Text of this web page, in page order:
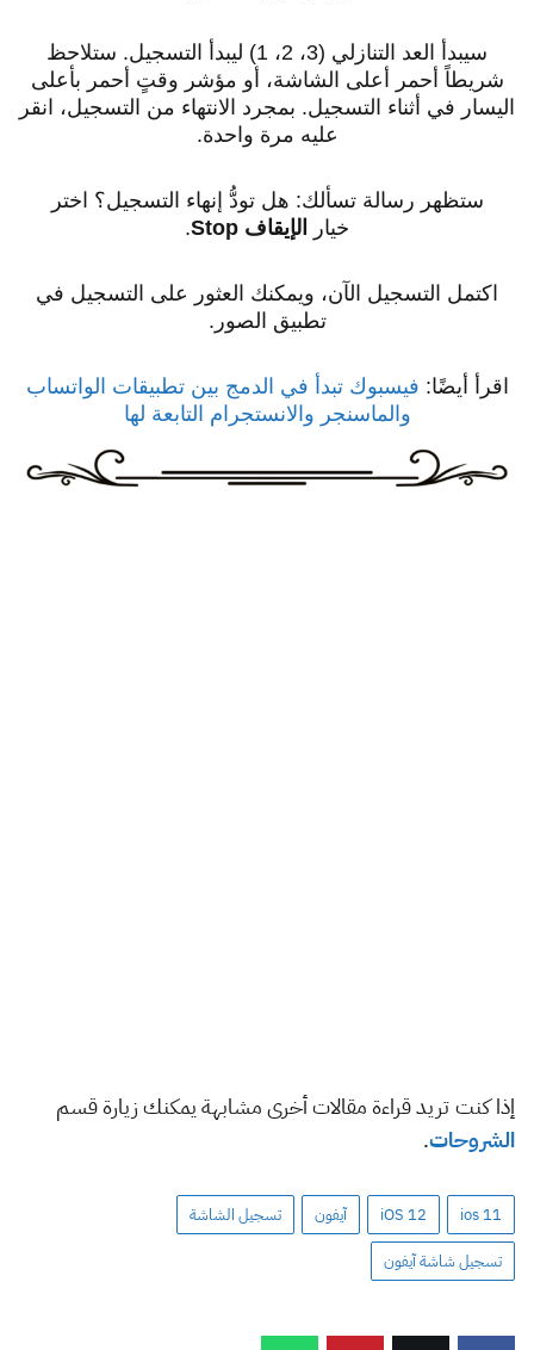
سيبدأ العد التنازلي (3، 2، 1) ليبدأ التسجيل. ستلاحظ
شريطاً أحمر أعلى الشاشة، أو مؤشر وقتٍ أحمر بأعلى
اليسار في أثناء التسجيل. بمجرد الانتهاء من التسجيل، انقر
عليه مرة واحدة.
ستظهر رسالة تسألك: هل تودُّ إنهاء التسجيل؟ اختر
خيار
الإيقاف Stop .
اكتمل التسجيل الآن، ويمكنك العثور على التسجيل في
تطبيق الصور.
اقرأ أيضًا: فيسبوك تبدأ في الدمج بين تطبيقات الواتساب
والماسنجر والانستجرام التابعة لها
إذا كنت تريد قراءة مقالات أخرى مشابهة يمكنك زيارة قسم
الشروحات.
ios 11
iOS 12 آيفون تسجيل الشاشة
تسجيل شاشة آيفون